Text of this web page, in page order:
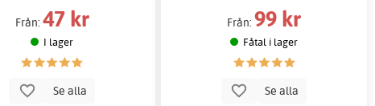
Från: 47 kr
I lager
Se alla
Från: 99 kr
Fåtal i lager
Se alla